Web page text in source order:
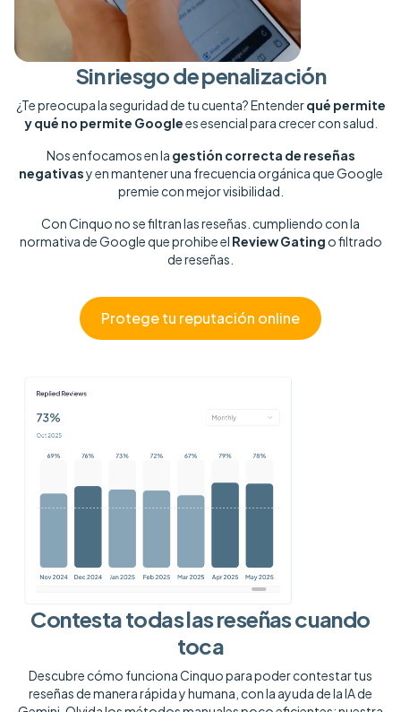
Sin riesgo de penalización
¿Te preocupa la seguridad de tu cuenta? Entenderqué permite
y qué no permite Googlees esencial para crecer con salud.
Nos enfocamos en la gestión correcta de reseñas
negativasy en mantener una frecuencia orgánica que Google
premie con mejor visibilidad.
Con Cinquo no se filtran las reseñas. cumpliendo con la
normativa de Google que prohibe el Review Gating o filtrado
de reseñas.
Protege tu reputación online
Contesta todas las reseñas cuando
toca
Descubre cómo funciona Cinquo para poder contestar tus
reseñas de manera rápida y humana, con la ayuda de la IA de